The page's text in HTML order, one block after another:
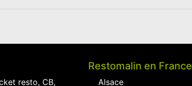
resto, CB,
Restomalin en France
Alsace